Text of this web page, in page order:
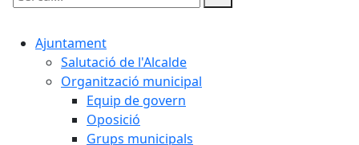
Cercar:
Ajuntament
Salutació de l'Alcalde
Organització municipal
Equip de govern
Oposició
Grups municipals